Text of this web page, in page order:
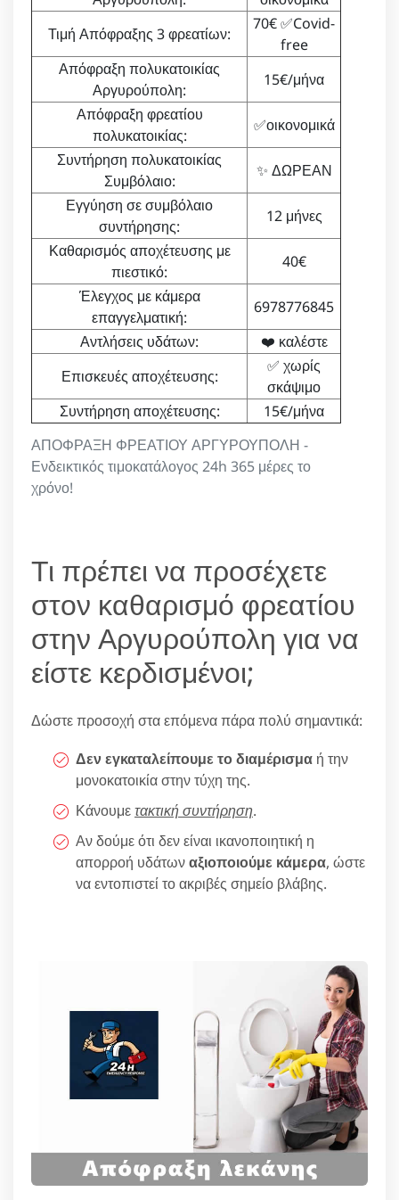
ΑΠΟΦΡΑΞΗ ΦΡΕΑΤΙΟΥ ΑΡΓΥΡΟΥΠΟΛΗ -
Ενδεικτικός τιμοκατάλογος 24h 365 μέρες το
χρόνο!
Τιμή Απόφραξης 3 φρεατίων:
70€ ✅Covid-
free
Απόφραξη πολυκατοικίας
Αργυρούπολη:
15€/μήνα
Απόφραξη φρεατίου
πολυκατοικίας:
✅οικονομικά
Συντήρηση πολυκατοικίας
Συμβόλαιο:
✨ ΔΩΡΕΑΝ
Εγγύηση σε συμβόλαιο
συντήρησης:
12 μήνες
Καθαρισμός αποχέτευσης με
πιεστικό:
40€
Έλεγχος με κάμερα
επαγγελματική:
6978776845
Αντλήσεις υδάτων:
❤️ καλέστε
Επισκευές αποχέτευσης:
✅ χωρίς
σκάψιμο
Συντήρηση αποχέτευσης:
15€/μήνα
Τι πρέπει να προσέχετε
στον καθαρισμό φρεατίου
στην Αργυρούπολη για να
είστε κερδισμένοι;
Δώστε προσοχή στα επόμενα πάρα πολύ σημαντικά:
Δεν εγκαταλείπουμε το διαμέρισμα ή την
μονοκατοικία στην τύχη της.
Κάνουμετακτική συντήρηση.
Αν δούμε ότι δεν είναι ικανοποιητική η
απορροή υδάτωναξιοποιούμε κάμερα, ώστε
να εντοπιστεί το ακριβές σημείο βλάβης.